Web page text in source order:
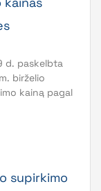
d. paskelbta
birželio
kainą pagal
supirkimo